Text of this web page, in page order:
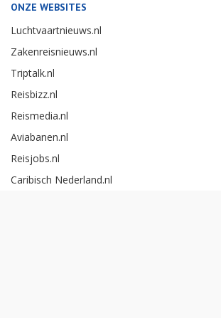
ONZE WEBSITES
Luchtvaartnieuws.nl
Zakenreisnieuws.nl
Triptalk.nl
Reisbizz.nl
Reismedia.nl
Aviabanen.nl
Reisjobs.nl
Caribisch Nederland.nl